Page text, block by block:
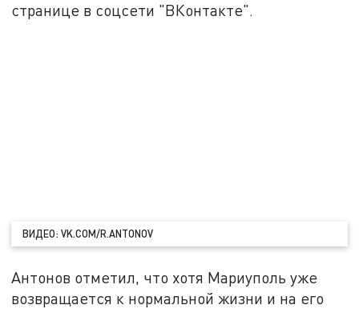
странице в соцсети "ВКонтакте".
ВИДЕО: VK.COM/R.ANTONOV
Антонов отметил, что хотя Мариуполь уже
возвращается к нормальной жизни и на его